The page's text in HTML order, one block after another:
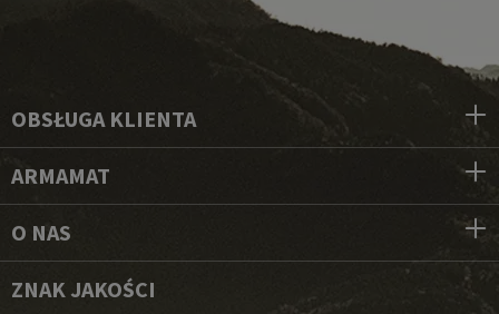
OBSŁUGA KLIENTA
ARMAMAT
O NAS
ZNAK JAKOŚCI